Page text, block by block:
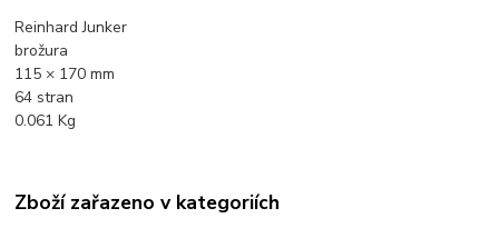
Reinhard Junker
brožura
115 × 170 mm
64 stran
0.061 Kg
Zboží zařazeno v kategoriích